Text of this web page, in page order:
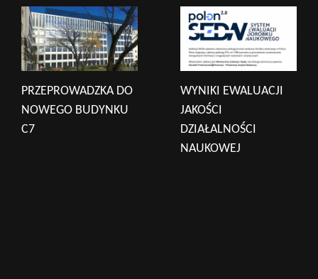
PRZEPROWADZKA DO
NOWEGO BUDYNKU
C7
WYNIKI EWALUACJI
JAKOŚCI
DZIAŁALNOŚCI
NAUKOWEJ